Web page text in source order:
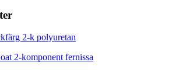
kr
2-k polyuretan
2-komponent fernissa